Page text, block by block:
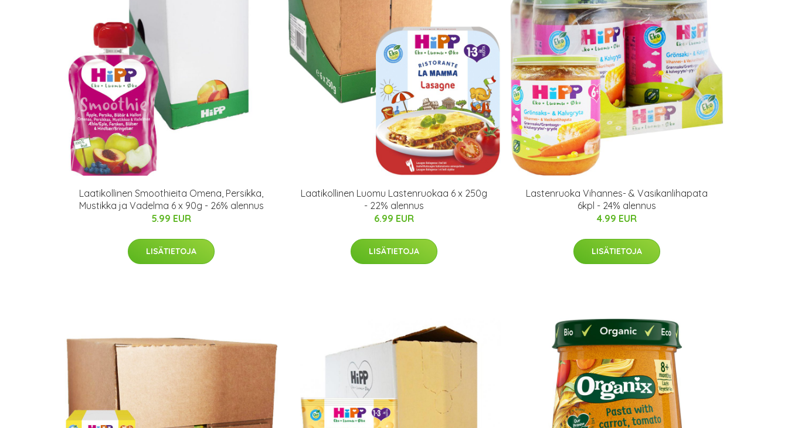
Laatikollinen Smoothieita Omena, Persikka,
Mustikka ja Vadelma 6 x 90g - 26% alennus
5.99 EUR
LISÄTIETOJA
Laatikollinen Luomu Lastenruokaa 6 x 250g
- 22% alennus
6.99 EUR
LISÄTIETOJA
Lastenruoka Vihannes- & Vasikanlihapata
6kpl - 24% alennus
4.99 EUR
LISÄTIETOJA